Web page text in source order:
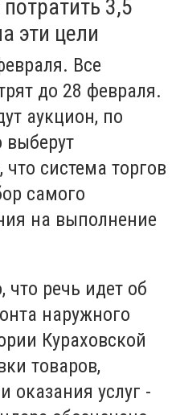
3,5
эти цели
Все
до 28 февраля.
аукцион, по
выберут
система торгов
самого
на выполнение
что речь идет об
наружного
Кураховской
товаров,
оказания услуг -